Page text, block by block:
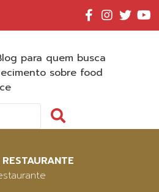
para quem busca
sobre food